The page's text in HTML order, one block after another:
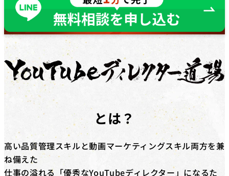
対象条件
在職者であり、​雇用主の​変更を​伴う​転職を​目指している
方で​あれば、​正社員、​契約・派遣社員、​パートや​アルバ
イトの​方など、​幅広く​ご利用いただけます。詳しくは無
料個別相談にてご相談ください。
対象コース
キャッシュバックを​受けられる​コースは​「動画編集道場
Pro」​「広告運用道場」​「TechElite」​「LINE道場」
「動画デザイン道場」「YouTubeディレクター道場」
「LPO道場」「SNSデザイン道場」​です。
補助金の詳細
対象コースを​受講修了した​際に、​受講料(税抜)の​50%相
とは？
高い品質管理スキルと動画マーケティングスキル両方を兼
ね備えた
仕事の溢れる「優秀なYouTubeディレクター」になるた